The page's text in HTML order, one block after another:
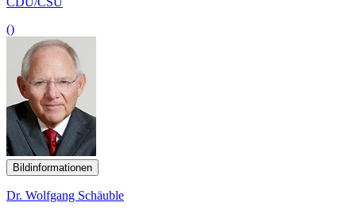
()
Bildinformationen
Dr. Wolfgang Schäuble